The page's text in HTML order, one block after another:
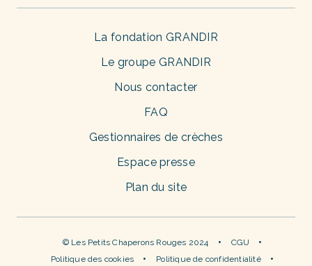
La fondation GRANDIR
Le groupe GRANDIR
Nous contacter
FAQ
Gestionnaires de crèches
Espace presse
Plan du site
© Les Petits Chaperons Rouges 2024
CGU
Politique des cookies
Politique de confidentialité